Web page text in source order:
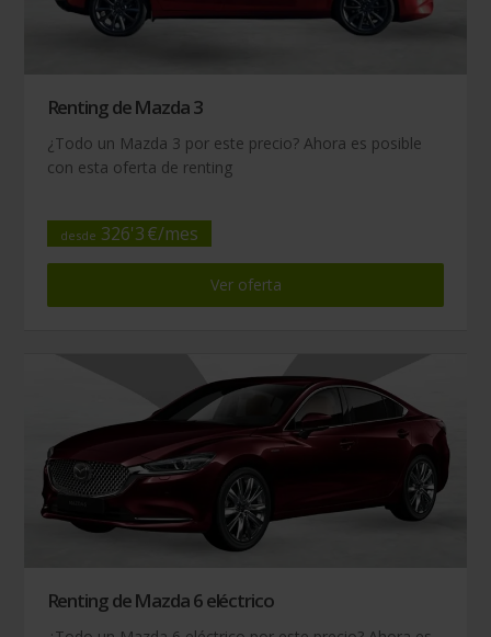
Renting de Mazda 3
¿Todo un Mazda 3 por este precio? Ahora es posible
con esta oferta de renting
desde 326'3€/mes
Ver oferta
Renting de Mazda 6 eléctrico